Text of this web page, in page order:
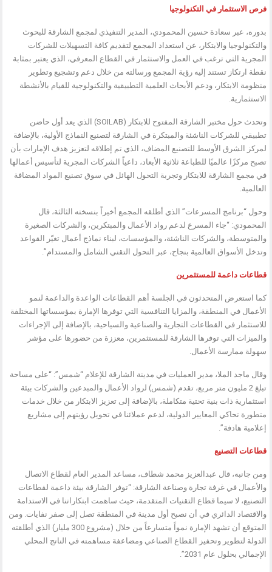
فرص الاستثمار في التكنولوجيا
بدوره، عبر سعادة حسين المحمودي، المدير التنفيذي لمجمع الشارقة للبحوث
والتكنولوجيا والابتكار، عن استعداد المجمع لتقديم كافة التسهيلات للشركات
المجرية التي ترغب في العمل والاستثمار في القطاع المعرفي، الذي يعتبر بمثابة
نقطة ارتكاز تستند إليه رؤية المجمع ورسالته من خلال دعم وتشجيع وتطوير
منظومة الابتكار، ودعم الأبحاث العلمية التطبيقية والتكنولوجية للقيام بالأنشطة
الاستثمارية.
وتحدث حول مختبر الشارقة المفتوح للابتكار (SOILAB) الذي يعد أول حاضن
تطبيقي للشركات الناشئة والمبتكرة في الشارقة لتصنيع النماذج الأولية، بالإضافة
لمركز الشرق الأوسط للتصنيع المضاف، الذي تم إطلاقه لتعزيز هدف الإمارات بأن
تصبح مركزًا عالميًا للطباعة ثلاثية الأبعاد، داعياً الشركات المجرية لتأسيس أعمالها
في مجمع الشارقة للابتكار وتجربة التحول الهائل في سوق تصنيع المواد المضافة
العالمية.
وحول “برنامج المسرعات” الذي أطلقه المجمع أخيراً بنسخته الثالثة، قال
المحمودي: “جاء المسرع لدعم رواد الأعمال والمبتكرين، والشركات الصغيرة
والمتوسطة، والشركات الناشئة، والمؤسسات، لبناء نماذج أعمال تغيّر القواعد
وتدخل الأسواق العالمية بنجاح، عبر التحول التقني الشامل والمستدام”.
قطاعات داعمة للمستثمرين
كما استعرض المتحدثون في الجلسة أهم القطاعات الواعدة والداعمة لنمو
الأعمال في المنطقة، والمزايا التنافسية التي توفرها الإمارة بمؤسساتها المختلفة
للاستثمار في القطاعات التجارية والصناعية والسياحية، بالإضافة إلى الإجراءات
والميزات التي توفرها الشارقة للمستثمرين، معززة من حضورها على مؤشر
سهولة ممارسة الأعمال.
وقال ماجد الملا، مدير العمليات في مدينة الشارقة للإعلام “شمس”: “على مساحة
تبلغ 2 مليون متر مربع، تقدم (شمس) لرواد الأعمال والمبدعين والشركات بيئة
استثمارية ذات بنية تحتية متكاملة، بالإضافة إلى تعزيز الابتكار من خلال خدمات
متطورة تحاكي المعايير الدولية، لدعم عملائنا في تحويل رؤيتهم إلى مشاريع
إعلامية هادفة”.
قطاعات التصنيع
ومن جانبه، قال عبدالعزيز محمد شطاف، مساعد المدير العام لقطاع الاتصال
والأعمال في غرفة تجارة وصناعة الشارقة: “توفر الشارقة بيئة داعمة لقطاعات
التصنيع، لا سيما قطاع التقنيات المتقدمة، حيث ساهمت ابتكاراتنا في الاستدامة
والاقتصاد الدائري في أن نصبح أول مدينة في المنطقة تصل إلى صفر نفايات. ومن
المتوقع أن تشهد الإمارة نمواً متسارعاً من خلال (مشروع 300 مليار) الذي أطلقته
الدولة لتطوير وتحفيز القطاع الصناعي ومضاعفة مساهمته في الناتج المحلي
الإجمالي بحلول عام 2031”.